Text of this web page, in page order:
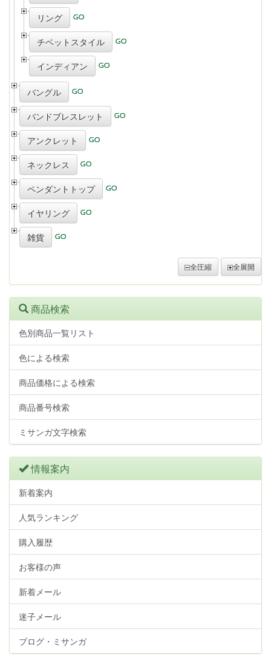
リング
チベットスタイル
インディアン
バングル
バンドブレスレット
アンクレット
ネックレス
ペンダントトップ
イヤリング
雑貨
全圧縮 全展開
商品検索
色別商品一覧リスト
色による検索
商品価格による検索
商品番号検索
ミサンガ文字検索
情報案内
新着案内
人気ランキング
購入履歴
お客様の声
新着メール
迷子メール
ブログ・ミサンガ